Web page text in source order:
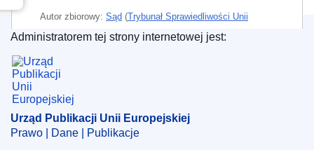
Autor zbiorowy: Sąd (Trybunał Sprawiedliwości Unii
Europejskiej)
Temat:
zdobniczy
CELEX : 62024TN0091
ELI : C/2024/2770/oj
Urząd Publikacji Unii Europejskiej
Administratorem tej strony internetowej jest:
Urząd Publikacji Unii Europejskiej
Prawo | Dane | Publikacje